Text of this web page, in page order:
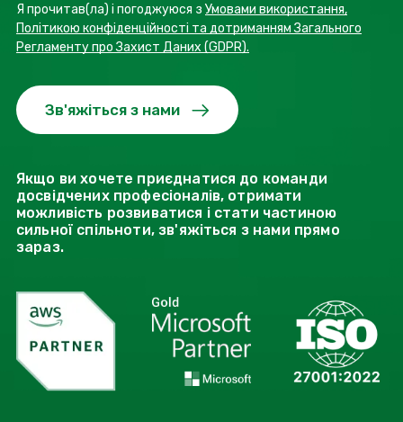
Я прочитав(ла) і погоджуюся з Умовами використання,
Політикою конфіденційності та дотриманням Загального
Регламенту про Захист Даних (GDPR).
Зв'яжіться з нами
Якщо ви хочете приєднатися до команди
досвідчених професіоналів, отримати
можливість розвиватися і стати частиною
сильної спільноти, зв'яжіться з нами прямо
зараз.